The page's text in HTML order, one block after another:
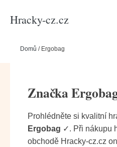
Hracky-cz.cz
Domů / Ergobag
Značka
Prohlédněte si kvalitní
Ergobag ✓. Při nákupu
obchodě Hracky-cz.cz